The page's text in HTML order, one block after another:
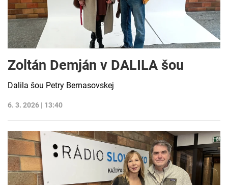
Zoltán Demján v DALILA šou
Dalila šou Petry Bernasovskej
6. 3. 2026 | 13:40